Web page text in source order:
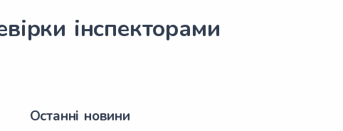
інспекторами
Останні новини